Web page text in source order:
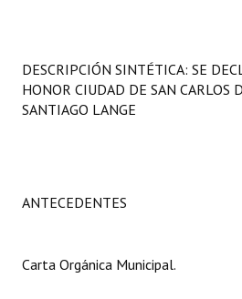
LEGISLACIÓN
Carta Orgánica 2007
DESCRIPCIÓN SINTÉTICA: SE
HONOR CIUDAD DE SAN CARLOS
SANTIAGO LANGE
ANTECEDENTES
Carta Orgánica Municipal.